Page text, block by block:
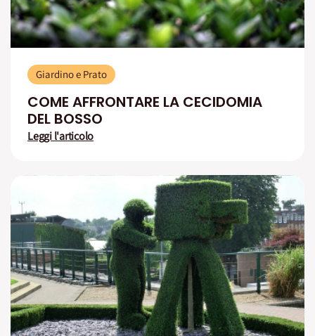
Giardino e Prato
COME AFFRONTARE LA CECIDOMIA
DEL BOSSO
Leggi l'articolo